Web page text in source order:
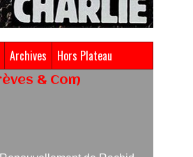
Archives Hors Plateau
& Com
2026